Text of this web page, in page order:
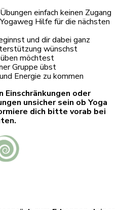
einfach keinen Zugang
Hilfe für die nächsten
und dir dabei ganz
wünschst
möchtest
Gruppe übst
Energie zu kommen
oder
unsicher sein ob Yoga
dich bitte vorab bei